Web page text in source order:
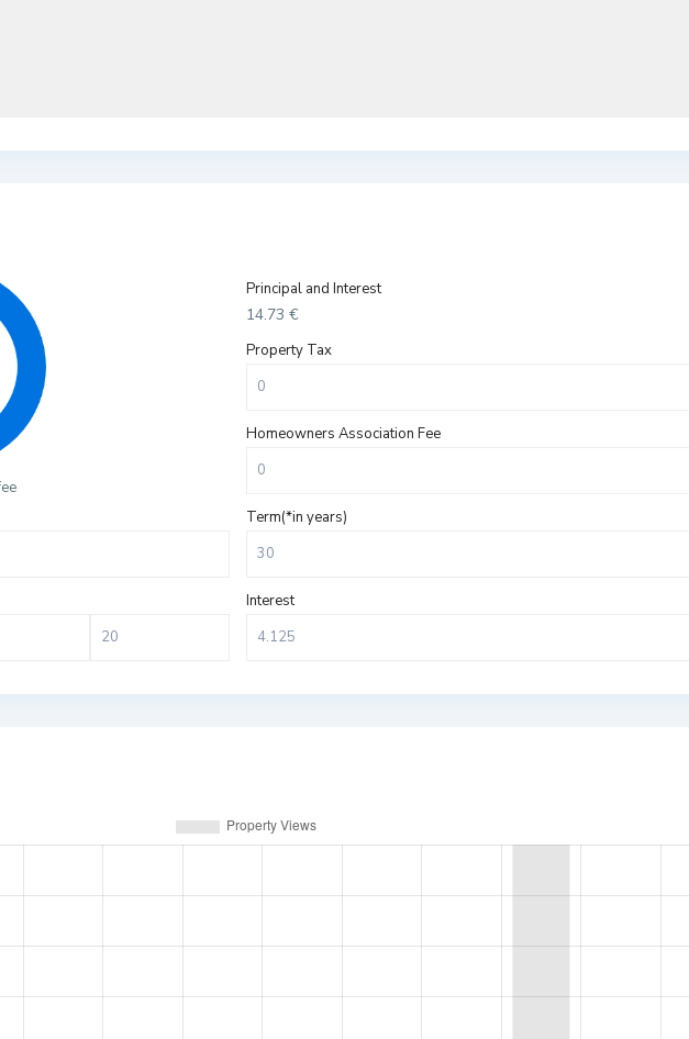
Principal and Interest
14.73 €
Property Tax
Homeowners Association Fee
Term(*in years)
Interest